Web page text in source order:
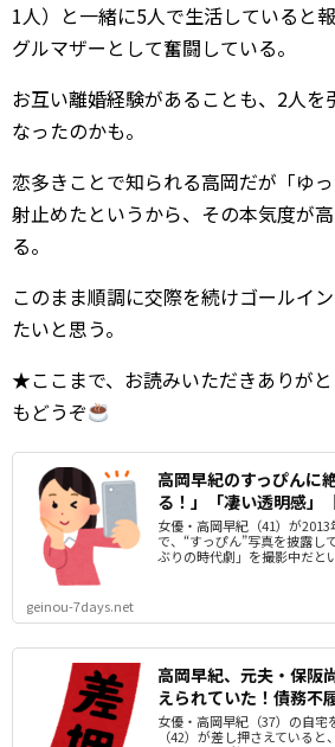
1人）と一緒に5人で生活していると
グルマザーとして奮闘している。
お互い離婚経験があることも、2人を
なったのかも。
恋多きことで知られる高岡だが「ゆ
射止めたというから、その本気度が
る。
このまま順調に交際を続けゴールイ
たいと思う。
★ここまで、お読みいただきありが
もどうぞ
高岡早紀のすっぴんに
る！」「凄い透明感」
女優・高岡早紀（41）が
で、“すっぴん”写真を披露し
ぶりの時代劇」を撮影中だと
geinou-7days.net
高岡早紀、元夫・保阪
えられていた！債務不
女優・高岡早紀（37）の自宅
（42）が差し押さえている